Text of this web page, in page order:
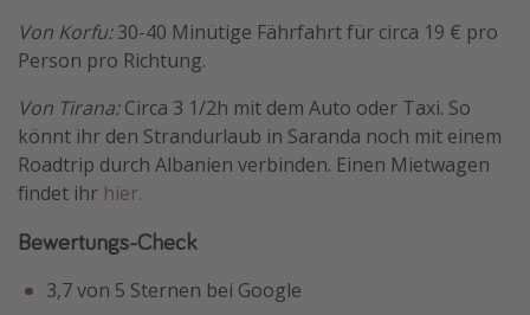
Von Korfu:30-40 Minütige Fährfahrt für circa 19 € pro
Person pro Richtung.
Von Tirana:Circa 3 1/2h mit dem Auto oder Taxi. So
könnt ihr den Strandurlaub in Saranda noch mit einem
Roadtrip durch Albanien verbinden. Einen Mietwagen
findet ihr hier.
Bewertungs-Check
3,7 von 5 Sternen bei Google